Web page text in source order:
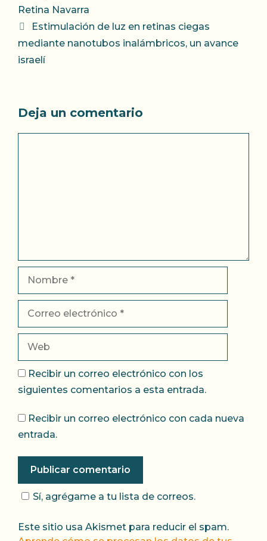
Retina Navarra
Estimulación de luz en retinas ciegas
mediante nanotubos inalámbricos, un avance
israelí
Deja un comentario
electrónico
Recibir un correo electrónico con los
siguientes comentarios a esta entrada.
Recibir un correo electrónico con cada nueva
entrada.
Sí, agrégame a tu lista de correos.
Este sitio usa Akismet para reducir el spam.